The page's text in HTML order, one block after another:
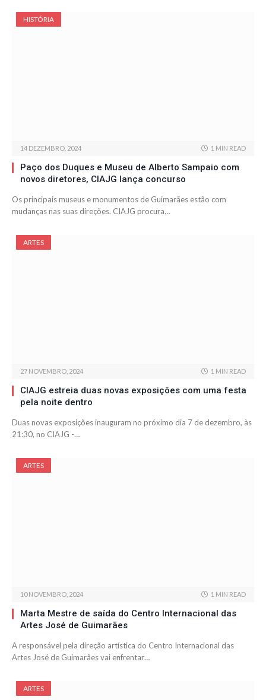
HISTÓRIA
14 DEZEMBRO, 2024 1 MIN READ
Paço dos Duques e Museu de Alberto Sampaio com
novos diretores, CIAJG lança concurso
Os principais museus e monumentos de Guimarães estão com
mudanças nas suas direções. CIAJG procura…
ARTES
27 NOVEMBRO, 2024 1 MIN READ
CIAJG estreia duas novas exposições com uma festa
pela noite dentro
Duas novas exposições inauguram no próximo dia 7 de dezembro, às
21:30, no CIAJG -…
ARTES
10 NOVEMBRO, 2024 1 MIN READ
Marta Mestre de saída do Centro Internacional das
Artes José de Guimarães
A responsável pela direção artística do Centro Internacional das
Artes José de Guimarães vai enfrentar…
ARTES